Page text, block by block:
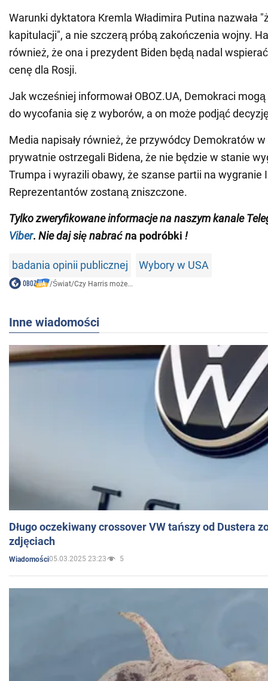
Warunki dyktatora Kremla Władimira Putina nazwała
kapitulacji", a nie szczerą próbą zakończenia wojny.
również, że ona i prezydent Biden będą nadal
cenę dla Rosji.
Jak wcześniej informował OBOZ.UA, Demokraci
do wycofania się z wyborów, a on może podjąć
Media napisały również, że przywódcy Demokratów
prywatnie ostrzegali Bidena, że nie będzie w stanie
Trumpa i wyrazili obawy, że szanse partii na wygranie
Reprezentantów zostaną zniszczone.
Tylkozweryfikowane informacje na naszym kanale
Viber. Nie daj się nabrać na podróbki !
badania opinii publicznej Wybory w USA
/Świat/Czy Harris może...
Inne wiadomości
Długo oczekiwany crossover VW tańszy od Dustera
zdjęciach
Wiadomości05.03.2025 23:23 5